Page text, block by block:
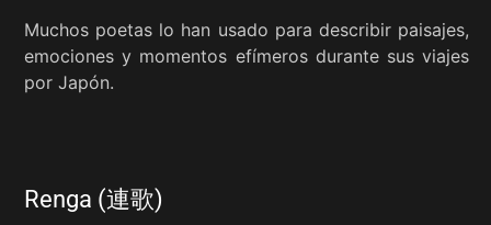
Muchos poetas lo han usado para describir paisajes,
emociones y momentos efímeros durante sus viajes
por Japón.
Renga (連歌)